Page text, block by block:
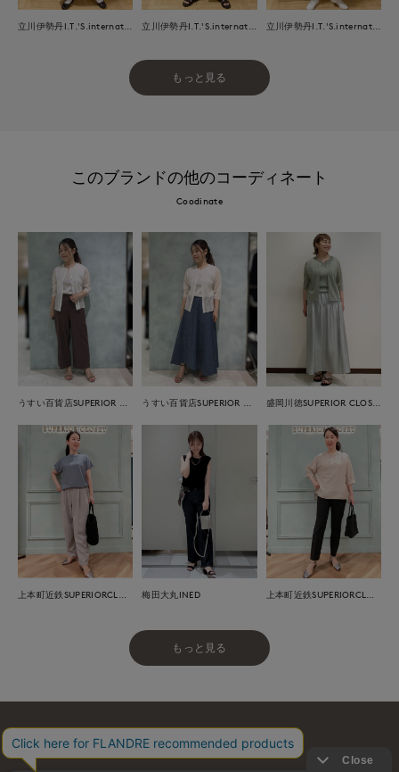
もっと見る
このブランドの他のコーディネート
Coodinate
梅田大丸INED
もっと見る